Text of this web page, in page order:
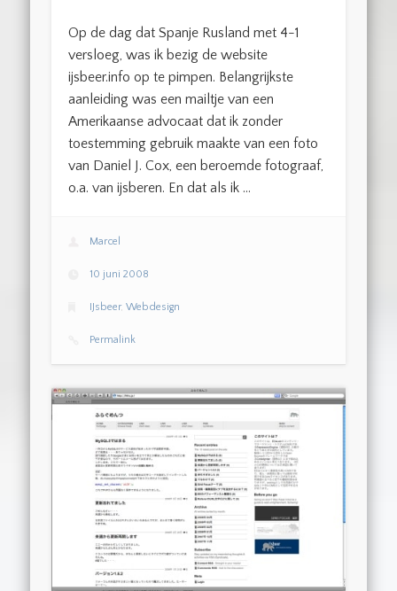
Op de dag dat Spanje Rusland met 4-1
versloeg, was ik bezig de website
ijsbeer.info op te pimpen. Belangrijkste
aanleiding was een mailtje van een
Amerikaanse advocaat dat ik zonder
toestemming gebruik maakte van een foto
van Daniel J. Cox, een beroemde fotograaf,
o.a. van ijsberen. En dat als ik …
Marcel
10 juni 2008
IJsbeer,Webdesign
Permalink